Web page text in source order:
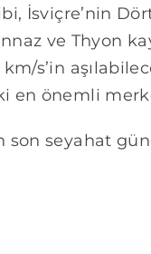
İsviçre’nin
ve Thyon
s’in
en önemli
son seyahat